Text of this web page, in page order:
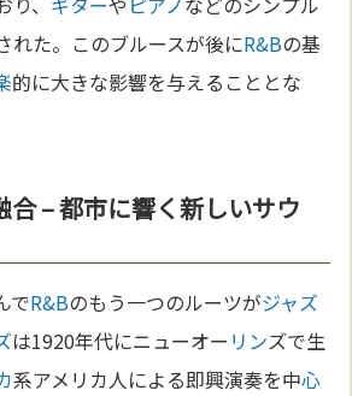
れた。このブルースが後にR&Bの基
的に大きな影響を与えることとな
合 – 都市に響く新しいサウ
でR&Bのもう一つのルーツがジャズ
は1920年代にニューオー リンズで生
系アメリカ人による即興演奏を中心